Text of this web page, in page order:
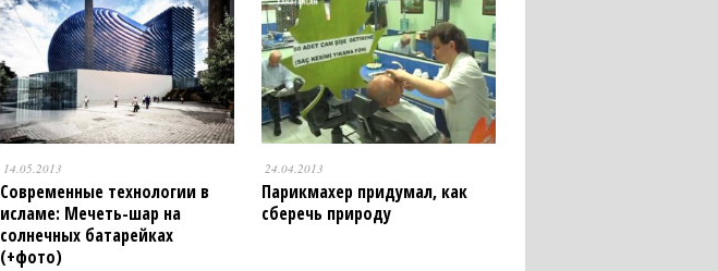
14.05.2013
Современные технологии в
исламе: Мечеть-шар на
солнечных батарейках
(+фото)
24.04.2013
Парикмахер придумал, как
сберечь природу